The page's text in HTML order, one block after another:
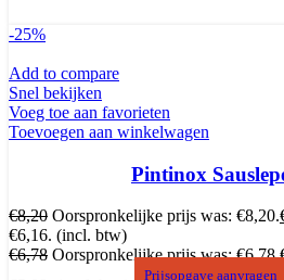
-25%
Add to compare
Snel bekijken
Voeg toe aan favorieten
Toevoegen aan winkelwagen
Pintinox
€8,20 Oorspronkelijke prijs was: €8,20.
€6,16. (incl. btw)
€6,78 Oorspronkelijke prijs was: €6,78.
Prijsopgave aanvragen